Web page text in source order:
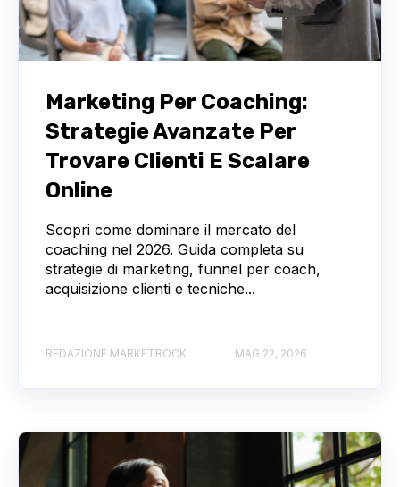
Marketing Per Coaching:
Strategie Avanzate Per
Trovare Clienti E Scalare
Online
Scopri come dominare il mercato del
coaching nel 2026. Guida completa su
strategie di marketing, funnel per coach,
acquisizione clienti e tecniche...
REDAZIONE MARKETROCK MAG 22, 2026